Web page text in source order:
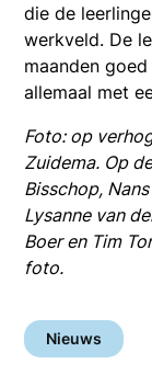
die de
werkveld. De
maanden
allemaal met
Foto: op
Zuidema. Op
Bisschop,
Lysanne van
Boer en Tim
foto.
Nieuws